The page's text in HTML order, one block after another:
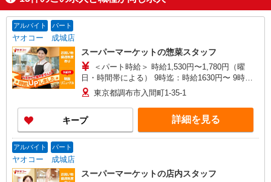
※給与幅は時間帯による掲載期間終了
アルバイト パート
ヤオコー 成城店
スーパーマーケットの惣菜スタッフ
＜パート時給＞ 時給1,530円〜1,780円（曜
日・時間帯による） 9時迄：時給1630円〜 9時以
降：時給1530円〜 16時以降：時給1680円〜 ★土
曜＋100円 ★日・祝＋100円 ※アルバイトさんの
時給や募集内容はお問い合わせください
東京都調布市入間町1-35-1
キープ 詳細を見る
アルバイト パート
ヤオコー 成城店
スーパーマーケットの店内スタッフ